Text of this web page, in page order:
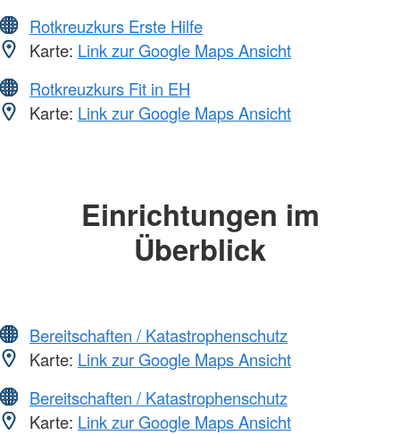
Rotkreuzkurs Erste Hilfe
Karte: Link zur Google Maps Ansicht
Rotkreuzkurs Fit in EH
Karte: Link zur Google Maps Ansicht
Einrichtungen im
Überblick
Bereitschaften / Katastrophenschutz
Karte: Link zur Google Maps Ansicht
Bereitschaften / Katastrophenschutz
Karte: Link zur Google Maps Ansicht